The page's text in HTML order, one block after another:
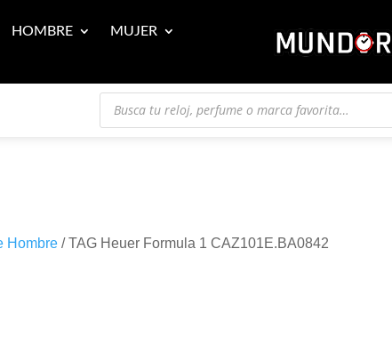
HOMBRE MUJER
Búsqueda
productos
Hombre / TAG Heuer Formula 1 CAZ101E.BA0842